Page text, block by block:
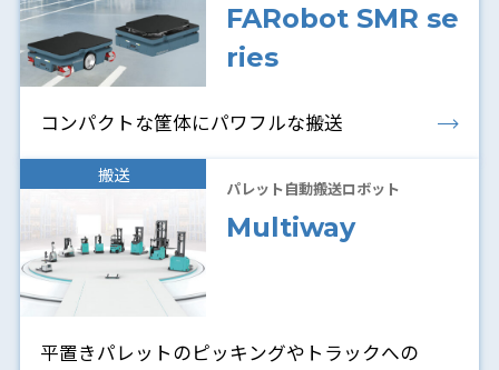
FARobot SMR se
ries
コンパクトな筐体にパワフルな搬送
搬送
パレット自動搬送ロボット
Multiway
平置きパレットのピッキングやトラックへの